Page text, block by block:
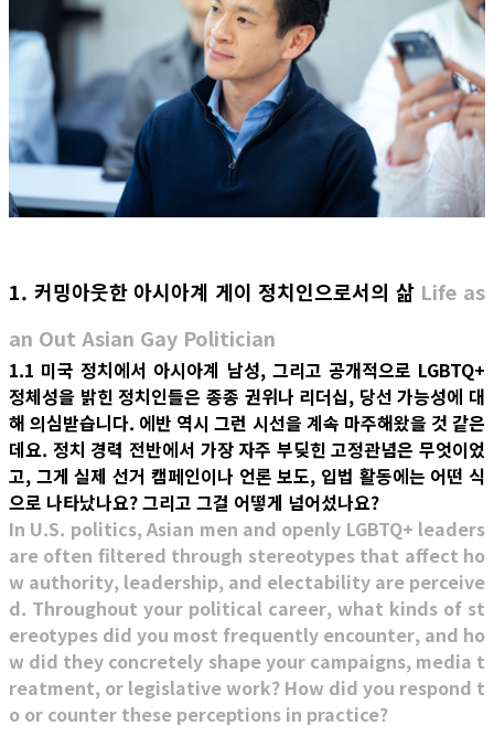
1. 커밍아웃한 아시아계 게이 정치인으로서의 삶 Life as
an Out Asian Gay Politician
1.1 미국 정치에서 아시아계 남성, 그리고 공개적으로 LGBTQ+
정체성을 밝힌 정치인들은 종종 권위나 리더십, 당선 가능성에 대
해 의심받습니다. 에반 역시 그런 시선을 계속 마주해왔을 것 같은
데요. 정치 경력 전반에서 가장 자주 부딪힌 고정관념은 무엇이었
고, 그게 실제 선거 캠페인이나 언론 보도, 입법 활동에는 어떤 식
으로 나타났나요? 그리고 그걸 어떻게 넘어섰나요?
In U.S. politics, Asian men and openly LGBTQ+ leaders
are often filtered through stereotypes that affect ho
w authority, leadership, and electability are perceive
d. Throughout your political career, what kinds of st
ereotypes did you most frequently encounter, and ho
w did they concretely shape your campaigns, media t
reatment, or legislative work? How did you respond t
o or counter these perceptions in practice?